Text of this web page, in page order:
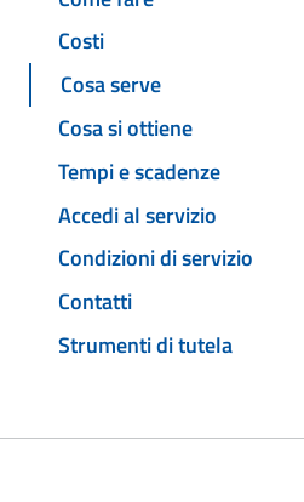
Costi
Cosa serve
Cosa si ottiene
Tempi e scadenze
Accedi al servizio
Condizioni di servizio
Contatti
Strumenti di tutela